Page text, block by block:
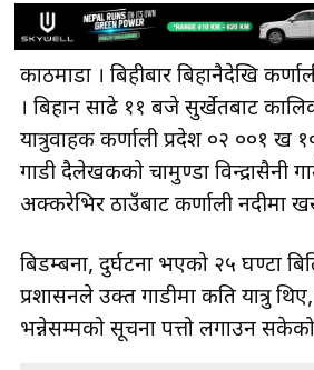
काठमाडौँ । बिहीबार बिहानैदेखि
। बिहान साढे ११ बजे सुर्खेतबाट
यात्रुवाहक कर्णाली प्रदेश ०२ ००१ ख
गाडी दैलेखकको चामुण्डा विन्द्रासैनी
अक्करेभिर ठाउँबाट कर्णाली नदीमा
बिडम्बना, दुर्घटना भएको २५ घण्टा
प्रशासनले उक्त गाडीमा कति यात्रु
भन्नेसम्मको सूचना पत्तो लगाउन